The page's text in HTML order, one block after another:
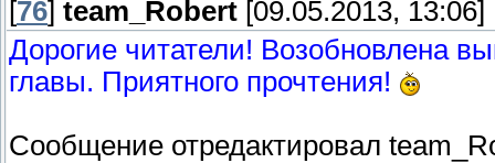
[76] team_Robert [09.05.2013, 13:06]
Дорогие читатели! Возобновлена
главы. Приятного прочтения!
Сообщение отредактировал